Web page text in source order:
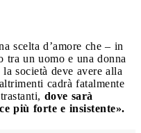
scelta d’amore che – in
tra un uomo e una donna
società deve avere alla
cadrà fatalmente
dove sarà
più forte e insistente».